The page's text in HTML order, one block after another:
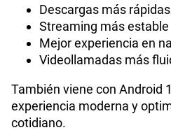
Descargas más rápidas
Streaming más estable
Mejor experiencia en
Videollamadas más
También viene con Android
experiencia moderna y
cotidiano.